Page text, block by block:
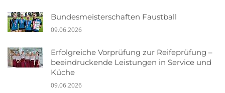
Bundesmeisterschaften Faustball
09.06.2026
Erfolgreiche Vorprüfung zur Reifeprüfung –
beeindruckende Leistungen in Service und
Küche
09.06.2026